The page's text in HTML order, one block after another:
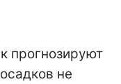
прогнозируют
не